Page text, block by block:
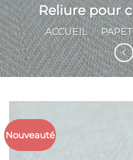
Reliure pour
ACCUEIL /
Nouveauté